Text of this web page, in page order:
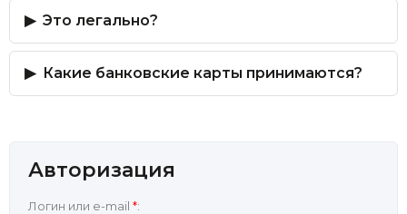
Это легально?
Какие банковские карты принимаются?
Авторизация
Логин или e-mail *: